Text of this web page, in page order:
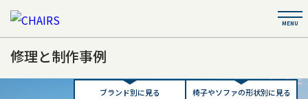
修理と制作事例
ブランド別に見る 椅子やソファの形状別に見る